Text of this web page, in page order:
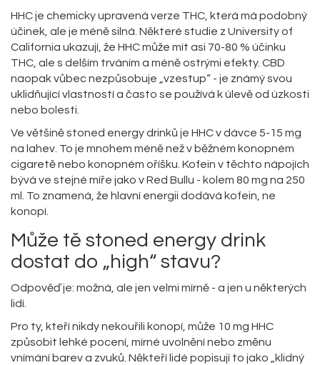
HHC je chemicky upravená verze THC, která má podobný
účinek, ale je méně silná. Některé studie z University of
California ukazují, že HHC může mít asi 70-80 % účinku
THC, ale s delším trváním a méně ostrými efekty. CBD
naopak vůbec nezpůsobuje „vzestup“ - je známý svou
uklidňující vlastností a často se používá k úlevě od úzkosti
nebo bolesti.
Ve většině stoned energy drinků je HHC v dávce 5-15 mg
na lahev. To je mnohem méně než v běžném konopném
cigaretě nebo konopném oříšku. Kofein v těchto nápojích
bývá ve stejné míře jako v Red Bullu - kolem 80 mg na 250
ml. To znamená, že hlavní energii dodává kofein, ne
konopí.
Může tě stoned energy drink
dostat do „high“ stavu?
Odpověď je: možná, ale jen velmi mírně - a jen u některých
lidí.
Pro ty, kteří nikdy nekouřili konopí, může 10 mg HHC
způsobit lehké pocení, mírné uvolnění nebo změnu
vnímání barev a zvuků. Někteří lidé popisují to jako „klidný